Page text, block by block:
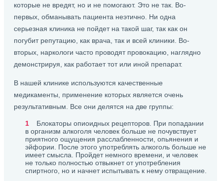
которые не вредят, но и не помогают. Это не так. Во-
первых, обманывать пациента неэтично. Ни одна
серьезная клиника не пойдет на такой шаг, так как он
погубит репутацию, как врача, так и всей клиники. Во-
вторых, наркологи часто проводят провокацию, наглядно
демонстрируя, как работает тот или иной препарат.
В нашей клинике используются качественные
медикаменты, применение которых является очень
результативным. Все они делятся на две группы:
Блокаторы опиоидных рецепторов. При попадании
в организм алкоголя человек больше не почувствует
приятного ощущения расслабленности, опьянения и
эйфории. После этого употреблять алкоголь больше не
имеет смысла. Пройдет немного времени, и человек
не только полностью отвыкнет от употребления
спиртного, но и начнет испытывать к нему отвращение.